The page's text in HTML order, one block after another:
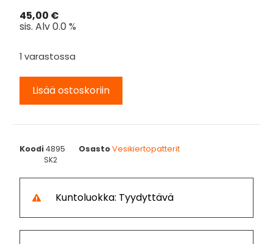
45,00 €
sis. Alv 0.0 %
1 varastossa
Lisää ostoskoriin
Koodi4895 OsastoVesikiertopatterit
SK2
Kuntoluokka: Tyydyttävä